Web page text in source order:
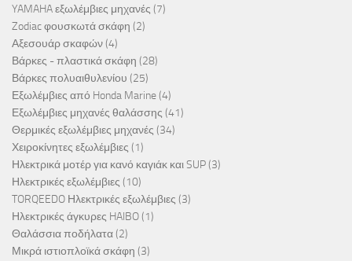
YAMAHA εξωλέμβιες μηχανές (7)
Zodiac φουσκωτά σκάφη (2)
Αξεσουάρ σκαφών(4)
Βάρκες - πλαστικά σκάφη (28)
Βάρκες πολυαιθυλενίου (25)
Εξωλέμβιες από Honda Marine(4)
Εξωλέμβιες μηχανές θαλάσσης (41)
Θερμικές εξωλέμβιες μηχανές (34)
Χειροκίνητες εξωλέμβιες (1)
Ηλεκτρικά μοτέρ για κανό καγιάκ και SUP(3)
Ηλεκτρικές εξωλέμβιες (10)
TORQEEDO Ηλεκτρικές εξωλέμβιες (3)
Ηλεκτρικές άγκυρες HAIBO(1)
Θαλάσσια ποδήλατα(2)
Μικρά ιστιοπλοϊκά σκάφη (3)